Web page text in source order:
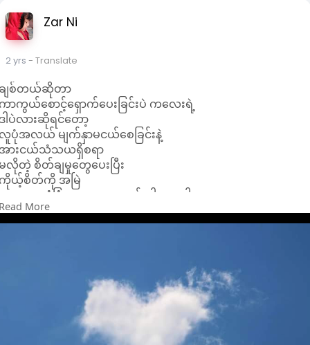
Zar Ni
2 yrs - Translate
ျစ်တယ်ဆိုတာ
ာကွယ်စောင့်ရှောက်ပေးခြင်းပဲ ကလေးရဲ့
ါပဲလားဆိုရင်တော့
ပုံအလယ် မျက်နှာမငယ်စေခြင်းနဲ့
ားငယ်သံသယရှိစရာ
လိုတဲ့ စိတ်ချမှုတွေပေးပြီး
ယ့်စိတ်ကို အမြဲ
ေးထွေးလုံခြုံစေတာတွေလည်းပါတာပေါ့။
|| 22.10.2024
More